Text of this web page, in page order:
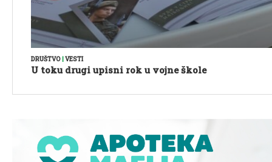
DRUŠTVO|VESTI
U toku drugi upisni rok u vojne škole